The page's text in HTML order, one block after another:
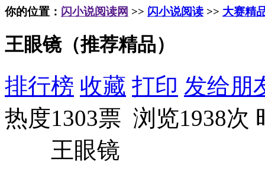
你的位置： 闪小说阅读网 >> 闪小说阅读 >> 大赛精
王眼镜（推荐精品）
排行榜 收藏 打印 发给朋
热度1303票 浏览1938次
王眼镜